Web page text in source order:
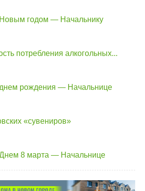
годом — Начальнику
потребления алкогольных...
рождения — Начальнице
«сувениров»
8 марта — Начальнице